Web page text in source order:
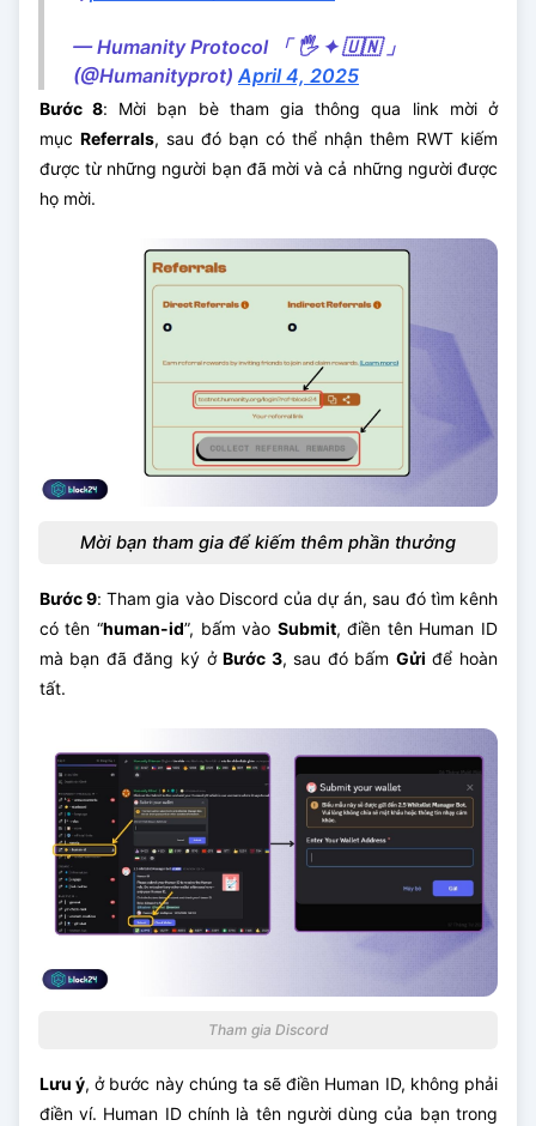
— Humanity Protocol 「 🖐️ ✦ 🇺🇳 」
(@Humanityprot) April 4, 2025
Bước 8: Mời bạn bè tham gia thông qua link mời ở
mục Referrals, sau đó bạn có thể nhận thêm RWT kiếm
được từ những người bạn đã mời và cả những người được
họ mời.
Mời bạn tham gia để kiếm thêm phần thưởng
Bước 9: Tham gia vào Discord của dự án, sau đó tìm kênh
có tên “human-id”, bấm vào Submit, điền tên Human ID
mà bạn đã đăng ký ởBước 3, sau đó bấm Gửi để hoàn
tất.
Tham gia Discord
Lưu ý, ở bước này chúng ta sẽ điền Human ID, không phải
điền ví. Human ID chính là tên người dùng của bạn trong